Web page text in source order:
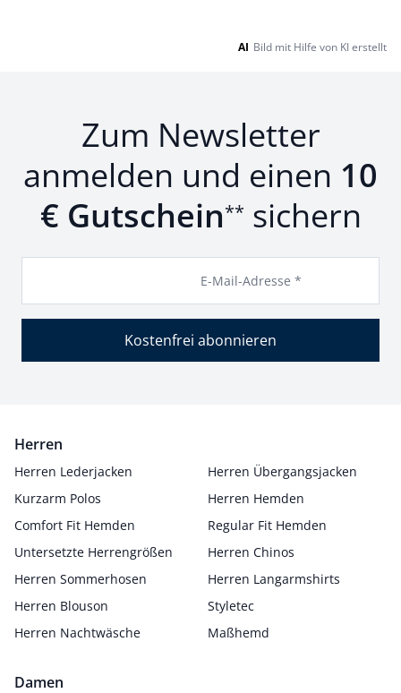
AI Bild mit Hilfe von KI erstellt
Zum Newsletter
anmelden und einen 10
€ Gutschein** sichern
E-Mail-Adresse *
Kostenfrei abonnieren
Herren
Herren Lederjacken
Herren Übergangsjacken
Kurzarm Polos
Herren Hemden
Comfort Fit Hemden
Regular Fit Hemden
Untersetzte Herrengrößen
Herren Chinos
Herren Sommerhosen
Herren Langarmshirts
Herren Blouson
Styletec
Herren Nachtwäsche
Maßhemd
Damen